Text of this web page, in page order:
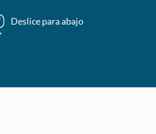
Deslice para abajo